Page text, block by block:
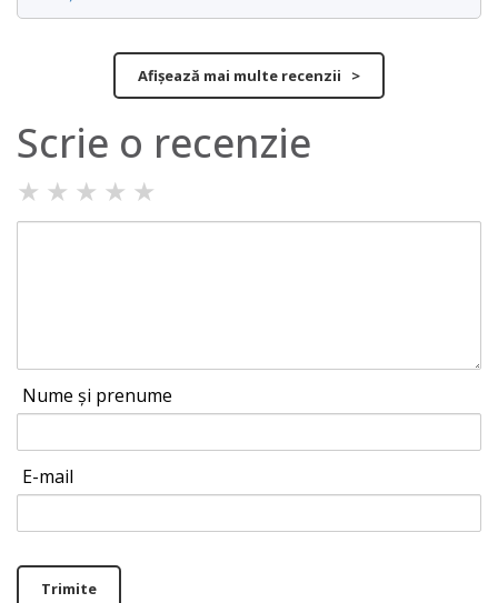
Afișează mai multe recenzii >
Scrie o recenzie
★ ★ ★ ★ ★
Nume și prenume
E-mail
Trimite